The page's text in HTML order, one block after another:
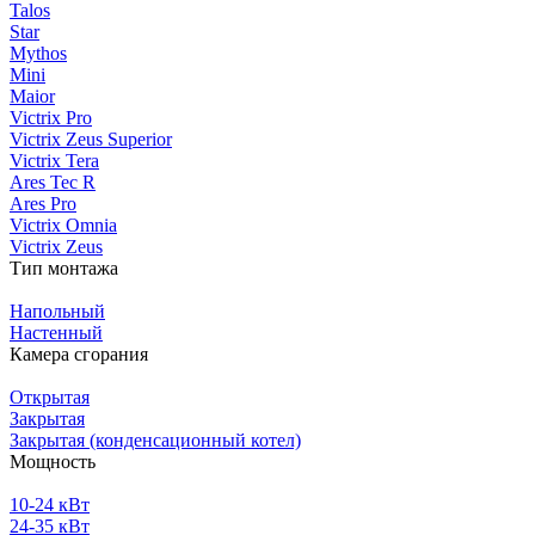
Talos
Star
Mythos
Mini
Maior
Victrix Pro
Victrix Zeus Superior
Victrix Tera
Ares Tec R
Ares Pro
Victrix Omnia
Victrix Zeus
Тип монтажа
Напольный
Настенный
Камера сгорания
Открытая
Закрытая
Закрытая (конденсационный котел)
Мощность
10-24 кВт
24-35 кВт